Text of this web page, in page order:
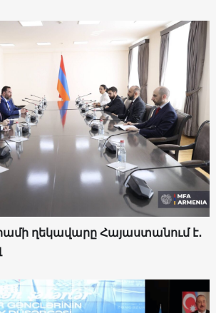
ղեկավարը Հայաստանում է․